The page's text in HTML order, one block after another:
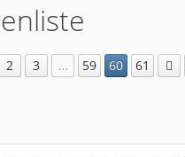
2 3 … 59 60 61